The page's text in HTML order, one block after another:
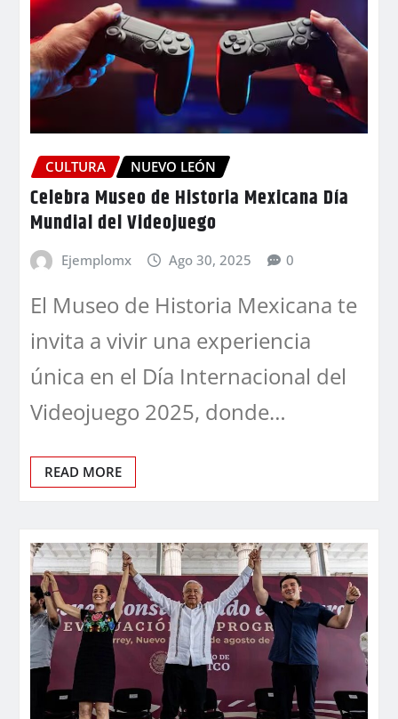
CULTURA NUEVO LEÓN
Celebra Museo de Historia Mexicana Día
Mundial del Videojuego
Ejemplomx Ago 30, 2025 0
El Museo de Historia Mexicana te
invita a vivir una experiencia
única en el Día Internacional del
Videojuego 2025, donde…
READ MORE